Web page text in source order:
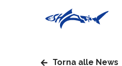
Torna alle News